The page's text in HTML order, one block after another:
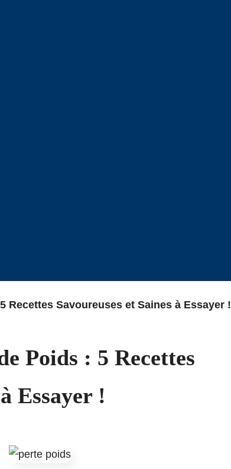
Recettes Savoureuses et Saines à Essayer !
Poids : 5 Recettes
Essayer !